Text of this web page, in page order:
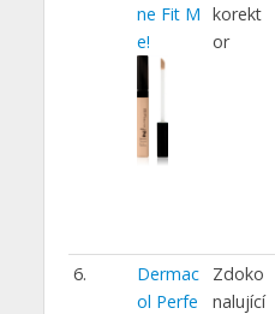
ne Fit M
e!
korekt
or
6.
Dermac
ol Perfe
Zdoko
nalující